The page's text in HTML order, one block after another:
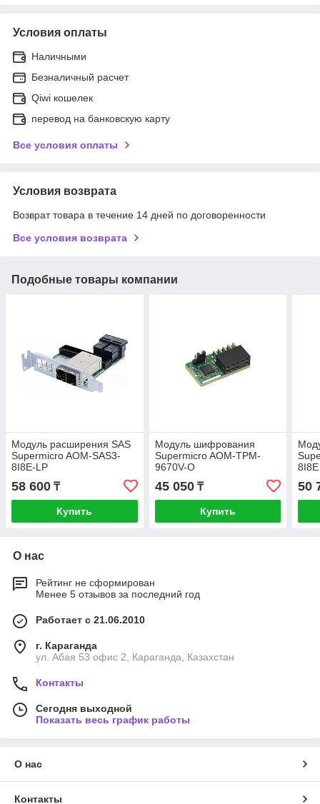
Условия оплаты
Наличными
Безналичный расчет
Qiwi кошелек
перевод на банковскую карту
Все условия оплаты
Условия возврата
Возврат товара в течение 14 дней по договоренности
Все условия возврата
Подобные товары компании
Модуль расширения SAS
Supermicro AOM-SAS3-
8I8E-LP
58 600 ₸
Купить
Модуль шифрования
Supermicro AOM-TPM-
9670V-O
45 050₸
Купить
8I8E
50
О нас
Рейтинг не сформирован
Менее 5 отзывов за последний год
Работает с 21.06.2010
г. Караганда
ул. Абая 53 офис 2, Караганда, Казахстан
Контакты
Сегодня выходной
Показать весь график работы
О нас
Контакты